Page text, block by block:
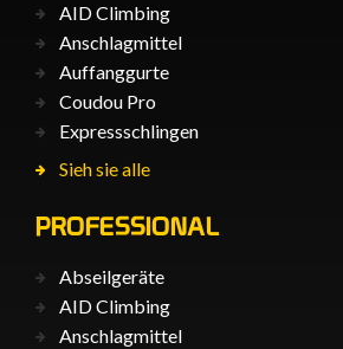
AID Climbing
Anschlagmittel
Auffanggurte
Coudou Pro
Expressschlingen
Sieh sie alle
PROFESSIONAL
Abseilgeräte
AID Climbing
Anschlagmittel